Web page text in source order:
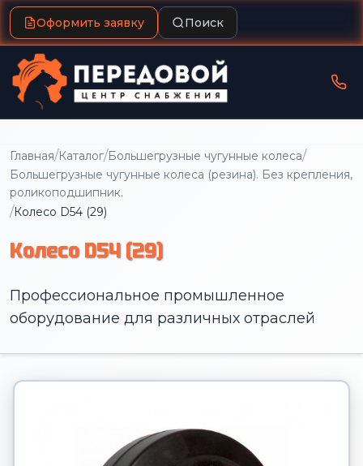
Оформить заявку Поиск
Главная/Каталог/Большегрузные чугунные колеса/
Большегрузные чугунные колеса (резина). Без крепления,
роликоподшипник.
/Колесо D54 (29)
Колесо D54 (29)
Профессиональное промышленное
оборудование для различных отраслей